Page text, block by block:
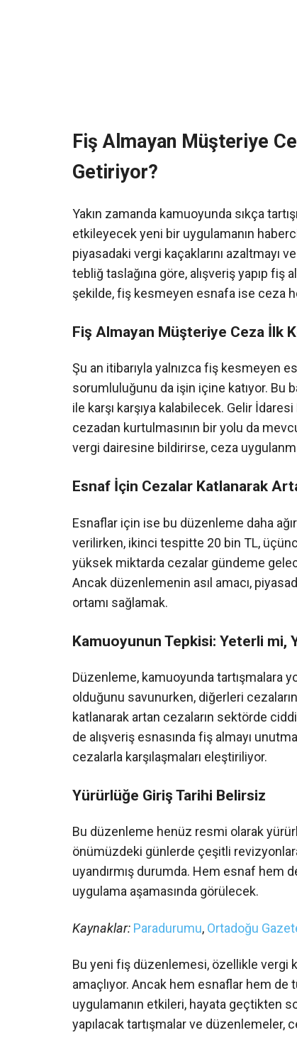
Fiş Almayan Müşteriye
Getiriyor?
Yakın zamanda kamuoyunda sıkça
etkileyecek yeni bir uygulamanın
piyasadaki vergi kaçaklarını azaltmayı
tebliğ taslağına göre, alışveriş yapıp fiş
şekilde, fiş kesmeyen esnafa ise ceza
Fiş Almayan Müşteriye Ceza İlk
Şu an itibarıyla yalnızca fiş kesmeyen
sorumluluğunu da işin içine katıyor. Bu
ile karşı karşıya kalabilecek. Gelir İdaresi
cezadan kurtulmasının bir yolu da
vergi dairesine bildirirse, ceza
Esnaf İçin Cezalar Katlanarak
Esnaflar için ise bu düzenleme daha
verilirken, ikinci tespitte 20 bin TL,
yüksek miktarda cezalar gündeme
Ancak düzenlemenin asıl amacı,
ortamı sağlamak.
Kamuoyunun Tepkisi: Yeterli mi,
Düzenleme, kamuoyunda tartışmalara
olduğunu savunurken, diğerleri
katlanarak artan cezaların sektörde
de alışveriş esnasında fiş almayı
cezalarla karşılaşmaları eleştiriliyor.
Yürürlüğe Giriş Tarihi Belirsiz
Bu düzenleme henüz resmi olarak
önümüzdeki günlerde çeşitli
uyandırmış durumda. Hem esnaf hem
uygulama aşamasında görülecek.
Kaynaklar: Paradurumu, Ortadoğu
Bu yeni fiş düzenlemesi, özellikle vergi
amaçlıyor. Ancak hem esnaflar hem
uygulamanın etkileri, hayata geçtikten
yapılacak tartışmalar ve düzenlemeler,